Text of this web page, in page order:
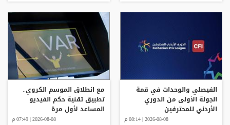
الفيصلي والوحدات في قمة
الجولة الأولى من الدوري
الأردني للمحترفين
2026-08-08 | 08:14 م
مع انطلاق الموسم الكروي..
تطبيق تقنية حكم الفيديو
المساعد لأول مرة
2026-08-08 | 07:49 م